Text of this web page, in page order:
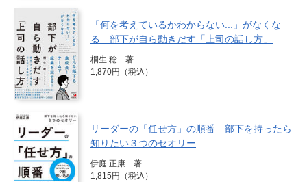
「何を考えているかわからない...」がなくな
る 部下が自ら動きだす「上司の話し方」
桐生 稔 著
1,870円（税込）
リーダーの「任せ方」の順番 部下を持ったら
知りたい３つのセオリー
伊庭 正康 著
1,815円（税込）